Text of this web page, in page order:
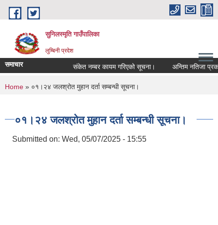
Skip to main content
सुनिलस्मृति गाउँपालिका
लुम्बिनी प्रदेश
समाचार संकेत नम्बर कायम गरिएको सूचना। अन्तिम नतिजा
You are here
Home » ०१।२४ जलश्रोत मुहान दर्ता सम्बन्धी सूचना।
०१।२४ जलश्रोत मुहान दर्ता सम्बन्धी सूचना।
Submitted on: Wed, 05/07/2025 - 15:55